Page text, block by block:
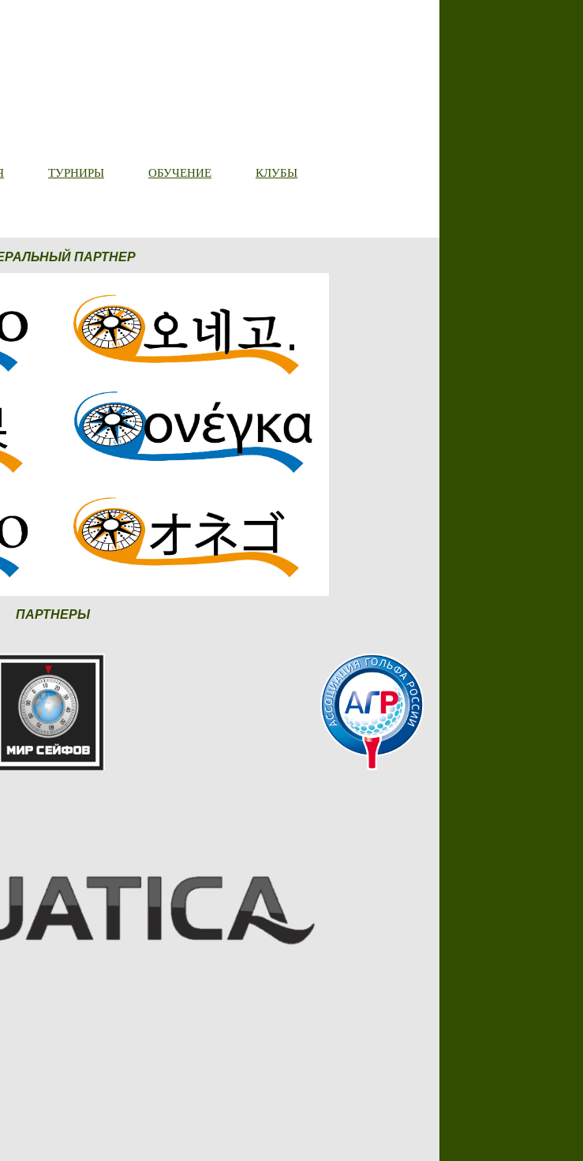
ТУРНИРЫ ОБУЧЕНИЕ КЛУБЫ
ПАРТНЕР
ПАРТНЕРЫ